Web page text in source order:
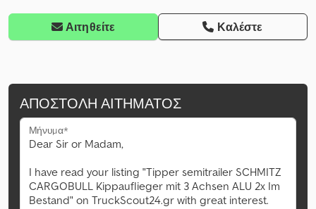
Αιτηθείτε Καλέστε
ΑΠΟΣΤΟΛΉ ΑΙΤΉΜΑΤΟΣ
Μήνυμα*